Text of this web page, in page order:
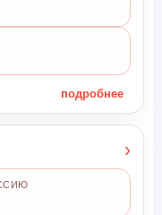
подробнее
›